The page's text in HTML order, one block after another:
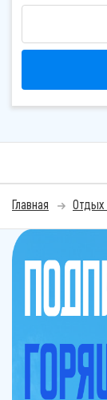
Главная Отдых